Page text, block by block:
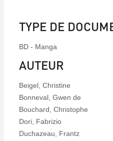
TYPE DE
BD - Manga
AUTEUR
Beigel, Christine
Bonneval, Gwen de
Bouchard, Christophe
Dori, Fabrizio
Duchazeau, Frantz